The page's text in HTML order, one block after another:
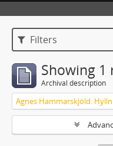
Filters
Showing 1
Archival description